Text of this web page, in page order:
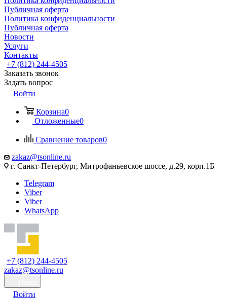
Публичная оферта
Политика конфиденциальности
Публичная оферта
Новости
Услуги
Контакты
+7 (812) 244-4505
Заказать звонок
Задать вопрос
Войти
Корзина0
Отложенные0
Сравнение товаров0
zakaz@tsonline.ru
г. Санкт-Петербург, Митрофаньевское шоссе, д.29, корп.1Б
Telegram
Viber
Viber
WhatsApp
+7 (812) 244-4505
zakaz@tsonline.ru
Войти